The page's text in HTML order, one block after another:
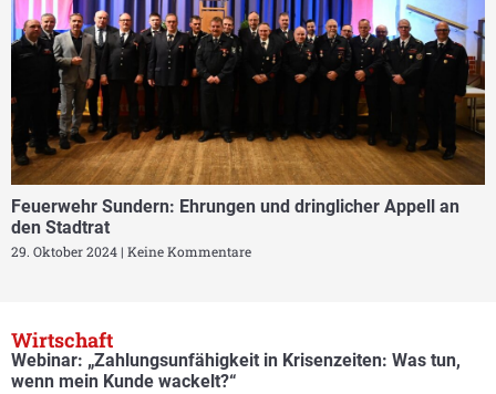
Feuerwehr Sundern: Ehrungen und dringlicher Appell an
den Stadtrat
29. Oktober 2024 Keine Kommentare
Wirtschaft
Webinar: „Zahlungsunfähigkeit in Krisenzeiten: Was tun,
wenn mein Kunde wackelt?“